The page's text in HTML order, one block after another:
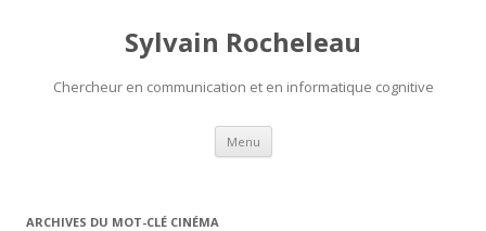
Sylvain Rocheleau
Chercheur en communication et en informatique cognitive
Menu Aller au contenu principal
ARCHIVES DU MOT-CLÉ CINÉMA